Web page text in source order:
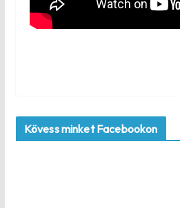
Kövess minket Facebookon